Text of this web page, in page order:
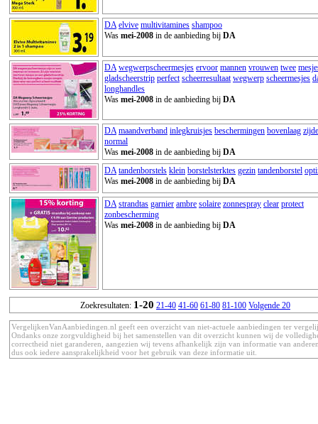
DA elvive multivitamines shampoo
Was mei-2008 in de aanbieding bij DA
DA wegwerpscheermesjes ervoor mannen vrouwen twee
gladscheerstrip perfect scheerresultaat wegwerp scheermesjes
longhandles
Was mei-2008 in de aanbieding bij DA
DA maandverband inlegkruisjes beschermingen bovenlaag
normal
Was mei-2008 in de aanbieding bij DA
DA tandenborstels klein borstelsterktes gezin tandenborstel
Was mei-2008 in de aanbieding bij DA
DA strandtas garnier ambre solaire zonnespray clear protect
zonbescherming
Was mei-2008 in de aanbieding bij DA
Zoekresultaten: 1-20 21-40 41-60 61-80 81-100 Volgende 20
VergelijkenVanAanbiedingen.nl geeft een overzicht van niet-actuele aanbiedingen ter
Ondanks onze zorgvuldigheid bij het samenstellen van dit overzicht kunnen wij de
correctheid niet garanderen, aangezien wij tevens afhankelijk zijn van informatie van
dus ook iedere aansprakelijkheid voor het gebruik van deze informatie uit.